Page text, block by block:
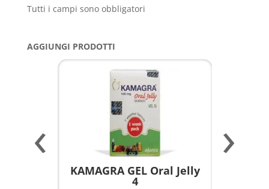
Tutti i campi sono obbligatori
AGGIUNGI PRODOTTI
KAMAGRA GEL Oral Jelly
4
‹ ›